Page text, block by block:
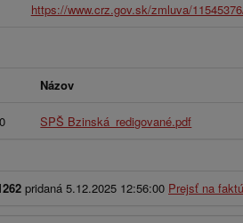
https://www.crz.gov.sk/zmluva/
Názov
SPŠ Bzinská_redigované.pdf
pridaná 5.12.2025 12:56:00 Prejsť na